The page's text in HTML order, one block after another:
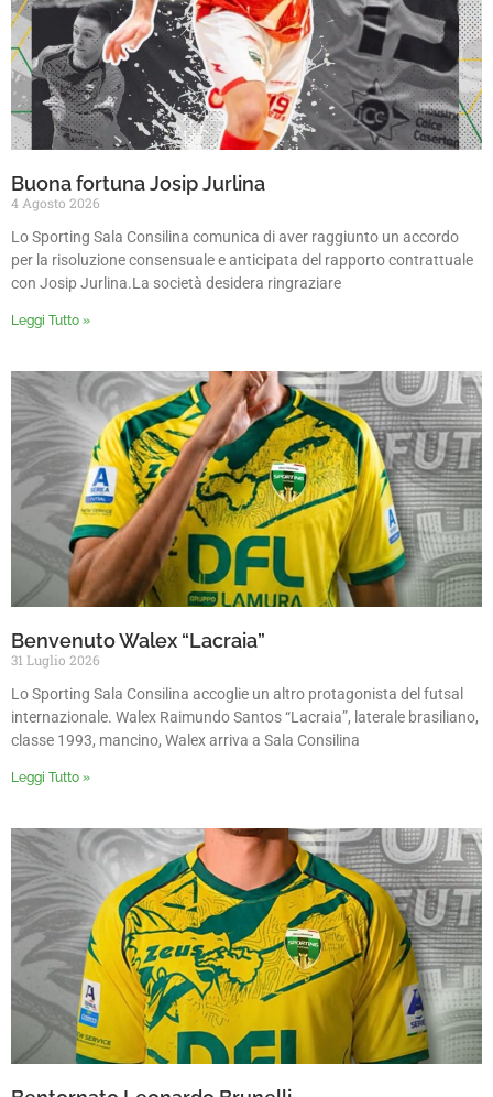
Buona fortuna Josip Jurlina
4 Agosto 2026
Lo Sporting Sala Consilina comunica di aver raggiunto un accordo
per la risoluzione consensuale e anticipata del rapporto contrattuale
con Josip Jurlina.La società desidera ringraziare
Leggi Tutto »
Benvenuto Walex “Lacraia”
31 Luglio 2026
Lo Sporting Sala Consilina accoglie un altro protagonista del futsal
internazionale. Walex Raimundo Santos “Lacraia”, laterale brasiliano,
classe 1993, mancino, Walex arriva a Sala Consilina
Leggi Tutto »